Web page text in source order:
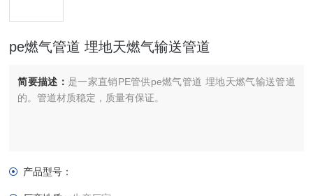
pe燃气管道 埋地天燃气输送管道
简要描述： 是一家直销PE管供pe燃气管道 埋地天燃气输送管道
的。管道材质稳定，质量有保证。
产品型号：